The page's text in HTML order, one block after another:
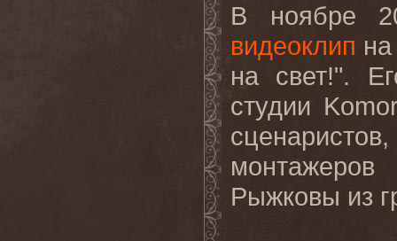
В ноябре
видеоклип
на свет!".
студии
Рыжковы из